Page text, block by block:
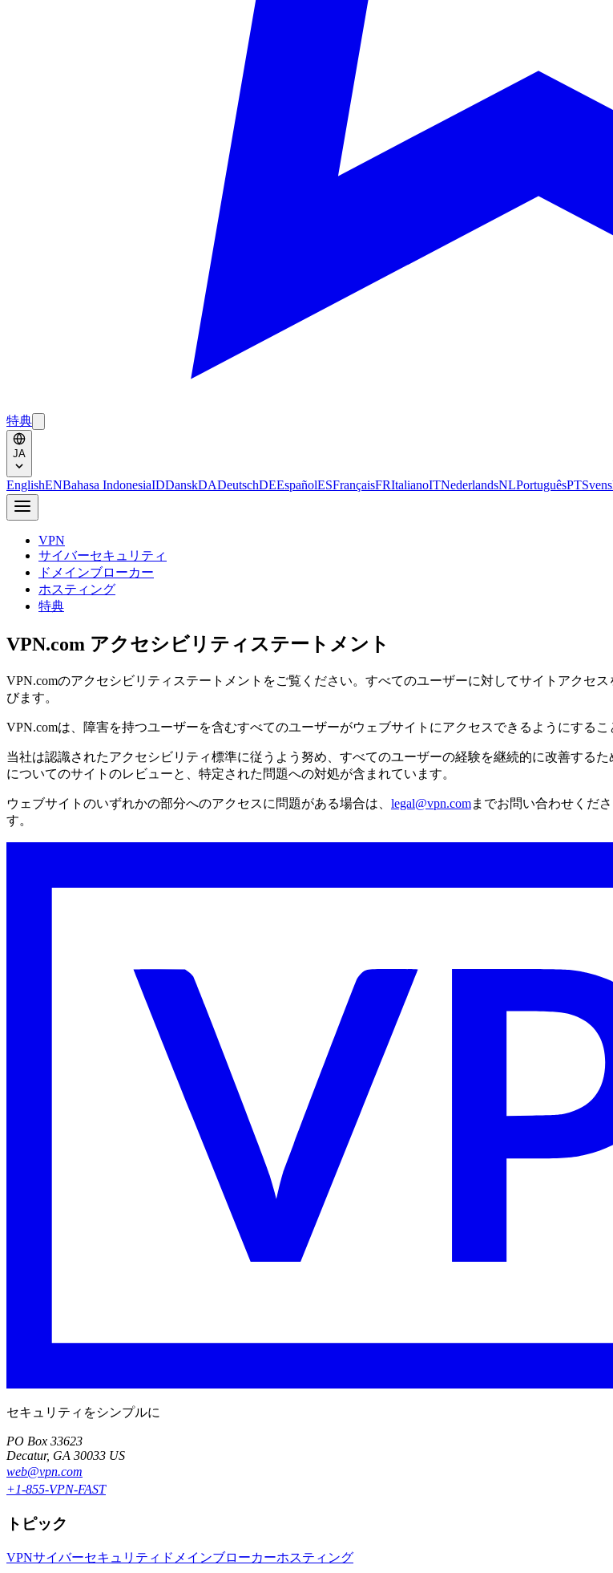
特典
JA
EnglishENBahasa IndonesiaIDDanskDADeutschDEEspañolESFrançaisFRItalianoITNederlandsNLPortuguêsPT
VPN
サイバーセキュリティ
ドメインブローカー
ホスティング
特典
VPN.com アクセシビリティステートメント
VPN.comのアクセシビリティステートメントをご覧ください。すべてのユーザーに対してサイトアクセ
びます。
VPN.comは、障害を持つユーザーを含むすべてのユーザーがウェブサイトにアクセスできるようにするこ
当社は認識されたアクセシビリティ標準に従うよう努め、すべてのユーザーの経験を継続的に改善する
についてのサイトのレビューと、特定された問題への対処が含まれています。
ウェブサイトのいずれかの部分へのアクセスに問題がある場合は、 legal@vpn.comまでお問い合わせくだ
す。
セキュリティをシンプルに
PO Box 33623
Decatur, GA 30033 US
web@vpn.com
+1-855-VPN-FAST
トピック
VPNサイバーセキュリティ ドメインブローカーホスティング